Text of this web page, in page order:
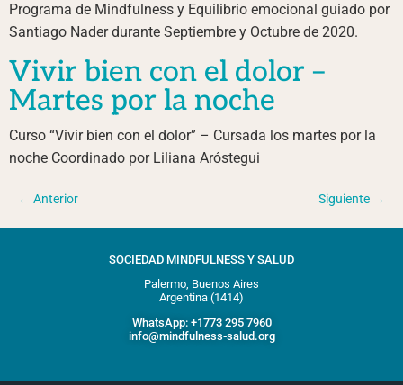
Programa de Mindfulness y Equilibrio emocional guiado por
Santiago Nader durante Septiembre y Octubre de 2020.
Vivir bien con el dolor –
Martes por la noche
Curso “Vivir bien con el dolor” – Cursada los martes por la
noche Coordinado por Liliana Aróstegui
← Anterior Siguiente →
SOCIEDAD MINDFULNESS Y SALUD
Palermo, Buenos Aires
Argentina (1414)
WhatsApp: +1773 295 7960
info@mindfulness-salud.org